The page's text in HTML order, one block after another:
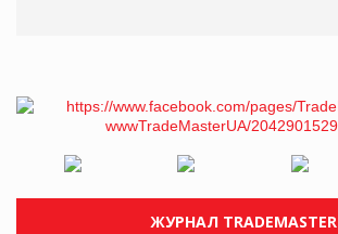
ЖУРНАЛ TRADEMASTER